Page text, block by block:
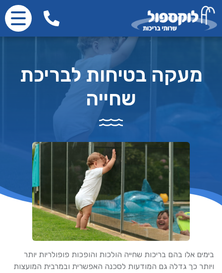
מעקה בטיחות לבריכת
שחייה
בימים אלו בהם בריכות שחייה הולכות והופכות פופולריות יותר
ויותר כך גדלה גם המודעות לסכנה האפשרית ובמרבית המועצות